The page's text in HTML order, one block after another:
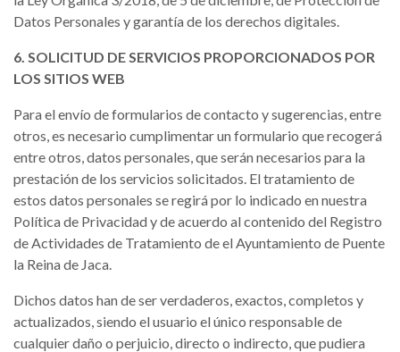
Datos Personales y garantía de los derechos digitales.
6. SOLICITUD DE SERVICIOS PROPORCIONADOS POR
LOS SITIOS WEB
Para el envío de formularios de contacto y sugerencias, entre
otros, es necesario cumplimentar un formulario que recogerá
entre otros, datos personales, que serán necesarios para la
prestación de los servicios solicitados. El tratamiento de
estos datos personales se regirá por lo indicado en nuestra
Política de Privacidad y de acuerdo al contenido del Registro
de Actividades de Tratamiento de el Ayuntamiento de Puente
la Reina de Jaca.
Dichos datos han de ser verdaderos, exactos, completos y
actualizados, siendo el usuario el único responsable de
cualquier daño o perjuicio, directo o indirecto, que pudiera